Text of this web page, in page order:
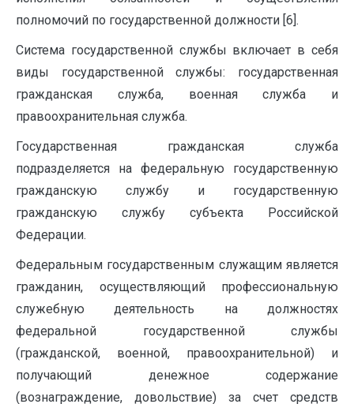
полномочий по государственной должности [6].
Система государственной службы включает в себя
виды государственной службы: государственная
гражданская служба, военная служба и
правоохранительная служба.
Государственная гражданская служба
подразделяется на федеральную государственную
гражданскую службу и государственную
гражданскую службу субъекта Российской
Федерации.
Федеральным государственным служащим является
гражданин, осуществляющий профессиональную
служебную деятельность на должностях
федеральной государственной службы
(гражданской, военной, правоохранительной) и
получающий денежное содержание
(вознаграждение, довольствие) за счет средств